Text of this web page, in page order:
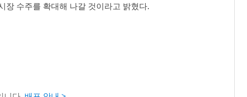
장 수주를 확대해 나갈 것이라고 밝혔다.